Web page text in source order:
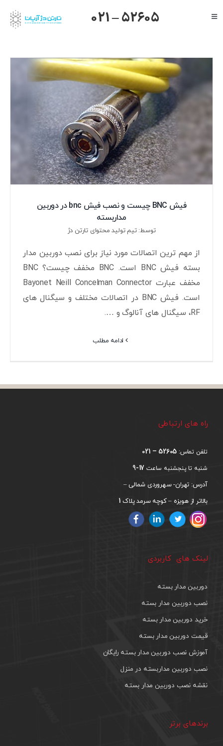
to
Toggle
گرنداستریم
میکروتیک
هایک ویژن
تیاندی
درباره ما
021 – 52605
فیش BNC چیست و نصب فیش bnc در دوربین
مداربسته
توسط: تیم تولید محتوای تارتن دژ
از مهم ترین اتصالات مورد نیاز برای نصب دوربین مدار
بسته فیش BNC است. BNC مخفف چیست؟ BNC
مخفف عبارت Bayonet Neill Concelman Connector
است. فیش BNC در اتصالات مختلف و سیگنال های
RF، سیگنال های آنالوگ و ….
ادامه مطلب
راه های ارتباطی
تلفن تماس: 52605 – 021
شنبه تا پنجشنبه ساعت 17-9
آدرس: تهران- سهروردی شمالی –
بالاتر از هویزه – کوچه سرمد پلاک 1
لینک های کاربردی
دوربین مدار بسته
نصب دوربین مدار بسته
خرید دوربین مدار بسته
قیمت دوربین مدار بسته
آموزش نصب دوربین مدار بسته رایگان
نصب دوربین مداربسته در منزل
نقشه نصب دوربین مدار بسته
برندهای برتر